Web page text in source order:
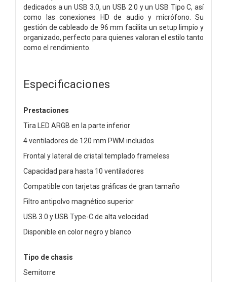
dedicados a un USB 3.0, un USB 2.0 y un USB Tipo C, así
como las conexiones HD de audio y micrófono. Su
gestión de cableado de 96 mm facilita un setup limpio y
organizado, perfecto para quienes valoran el estilo tanto
como el rendimiento.
Especificaciones
Prestaciones
Tira LED ARGB en la parte inferior
4 ventiladores de 120 mm PWM incluidos
Frontal y lateral de cristal templado frameless
Capacidad para hasta 10 ventiladores
Compatible con tarjetas gráficas de gran tamaño
Filtro antipolvo magnético superior
USB 3.0 y USB Type-C de alta velocidad
Disponible en color negro y blanco
Tipo de chasis
Semitorre